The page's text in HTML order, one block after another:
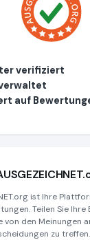
verifiziert
auf
ist Ihre
Teilen Sie Ihre
von den Meinungen
zu treffen.